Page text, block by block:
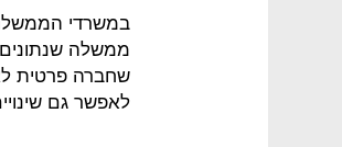
במשרדי
ממשלה
שחברה פרטית לא
לאפשר גם